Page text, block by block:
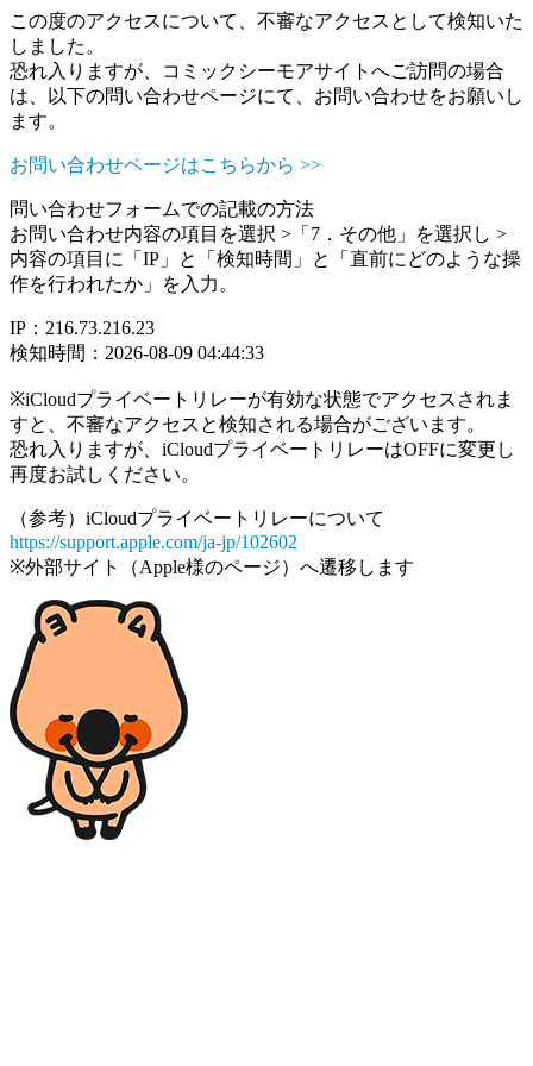
この度のアクセスについて、不審なアクセスとして検知いた
しました。
恐れ入りますが、コミックシーモアサイトへご訪問の場合
は、以下の問い合わせページにて、お問い合わせをお願いし
ます。
お問い合わせページはこちらから >>
問い合わせフォームでの記載の方法
お問い合わせ内容の項目を選択 >「7．その他」を選択し >
内容の項目に「IP」と「検知時間」と「直前にどのような操
作を行われたか」を入力。
IP：216.73.216.23
検知時間：2026-08-09 04:44:33
※iCloudプライベートリレーが有効な状態でアクセスされま
すと、不審なアクセスと検知される場合がございます。
恐れ入りますが、iCloudプライベートリレーはOFFに変更し
再度お試しください。
（参考）iCloudプライベートリレーについて
https://support.apple.com/ja-jp/102602
※外部サイト（Apple様のページ）へ遷移します